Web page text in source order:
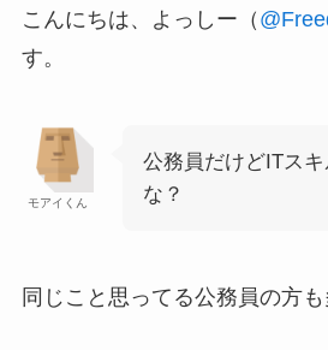
こんにちは、よっしー（
す。
モアイくん
公務員だけどITス
な？
同じこと思ってる公務員の方も